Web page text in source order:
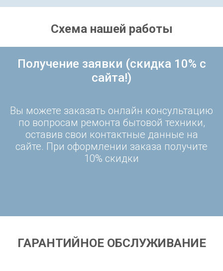
Схема нашей работы
Получение заявки (скидка 10% с
сайта!)
Вы можете заказать онлайн консультацию
по вопросам ремонта бытовой техники,
оставив свои контактные данные на
сайте. При оформлении заказа получите
10% скидки
ГАРАНТИЙНОЕ ОБСЛУЖИВАНИЕ